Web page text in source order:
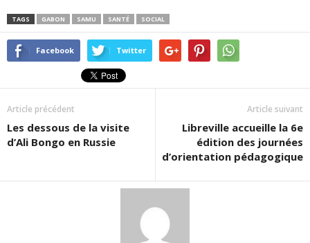
TAGS GABON SAMU SANTÉ SOCIAL
Facebook Twitter
Article précédent
Les dessous de la visite
d’Ali Bongo en Russie
Article suivant
Libreville accueille la 6e
édition des journées
d’orientation pédagogique